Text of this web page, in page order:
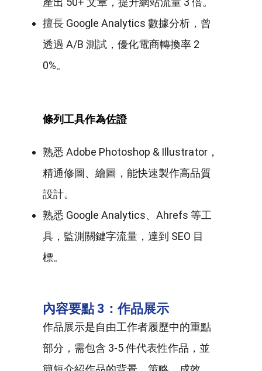
擅長 Google Analytics 數據分析，曾
透過 A/B 測試，優化電商轉換率 2
0%。
條列工具作為佐證
熟悉 Adobe Photoshop & Illustrator，
精通修圖、繪圖，能快速製作高品質
設計。
熟悉 Google Analytics、Ahrefs 等工
具，監測關鍵字流量，達到 SEO 目
標。
內容要點 3：作品展示
作品展示是自由工作者履歷中的重點
部分，需包含 3-5 件代表性作品，並